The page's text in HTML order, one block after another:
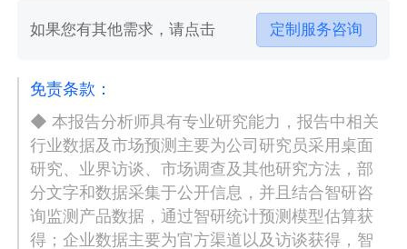
如果您有其他需求，请点击 定制服务咨询
免责条款：
◆ 本报告分析师具有专业研究能力，报告中相关
行业数据及市场预测主要为公司研究员采用桌面
研究、业界访谈、市场调查及其他研究方法，部
分文字和数据采集于公开信息，并且结合智研咨
询监测产品数据，通过智研统计预测模型估算获
得；企业数据主要为官方渠道以及访谈获得，智